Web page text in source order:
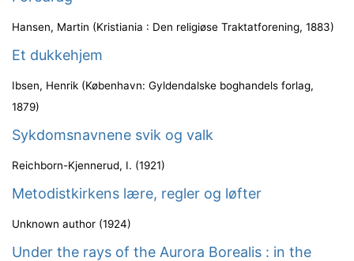
Hansen, Martin (Kristiania : Den religiøse Traktatforening, 1883)
Et dukkehjem
Ibsen, Henrik (København: Gyldendalske boghandels forlag,
1879)
Sykdomsnavnene svik og valk
Reichborn-Kjennerud, I. (1921)
Metodistkirkens lære, regler og løfter
Unknown author (1924)
Under the rays of the Aurora Borealis : in the